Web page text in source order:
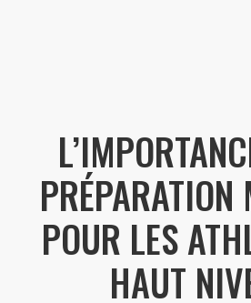
PRÉPARATION
POUR LES
HAUT